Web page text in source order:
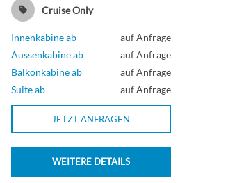
Cruise Only
Innenkabine ab
auf Anfrage
Aussenkabine ab
auf Anfrage
Balkonkabine ab
auf Anfrage
Suite ab
auf Anfrage
JETZT ANFRAGEN
WEITERE DETAILS